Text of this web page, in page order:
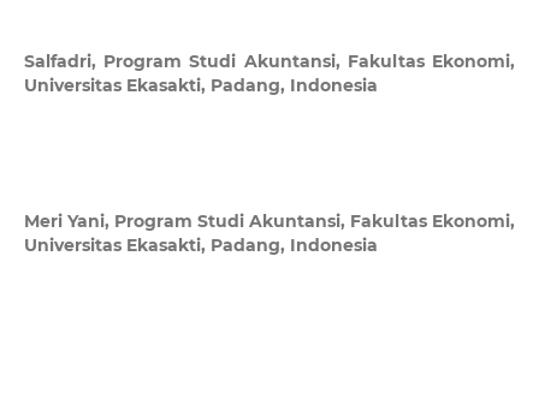
Salfadri, Program Studi Akuntansi, Fakultas Ekonomi,
Universitas Ekasakti, Padang, Indonesia
Meri Yani, Program Studi Akuntansi, Fakultas Ekonomi,
Universitas Ekasakti, Padang, Indonesia